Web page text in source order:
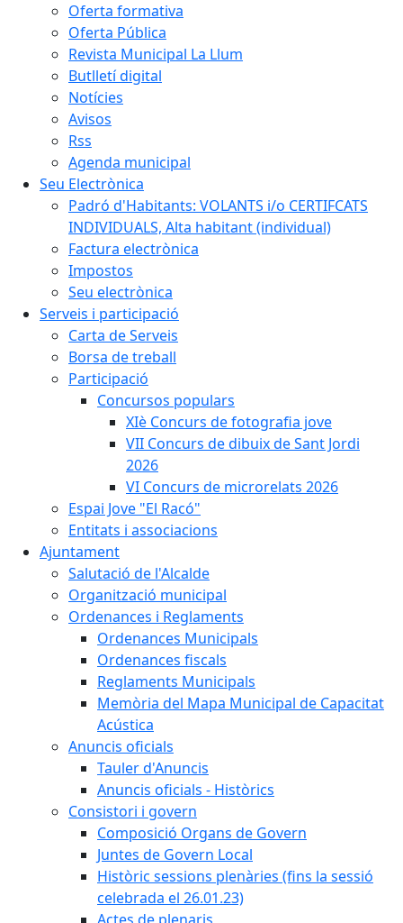
Oferta formativa
Oferta Pública
Revista Municipal La Llum
Butlletí digital
Notícies
Avisos
Rss
Agenda municipal
Seu Electrònica
Padró d'Habitants: VOLANTS i/o CERTIFCATS
INDIVIDUALS, Alta habitant (individual)
Factura electrònica
Impostos
Seu electrònica
Serveis i participació
Carta de Serveis
Borsa de treball
Participació
Concursos populars
XIè Concurs de fotografia jove
VII Concurs de dibuix de Sant Jordi
2026
VI Concurs de microrelats 2026
Espai Jove "El Racó"
Entitats i associacions
Ajuntament
Salutació de l'Alcalde
Organització municipal
Ordenances i Reglaments
Ordenances Municipals
Ordenances fiscals
Reglaments Municipals
Memòria del Mapa Municipal de Capacitat
Acústica
Anuncis oficials
Tauler d'Anuncis
Anuncis oficials - Històrics
Consistori i govern
Composició Organs de Govern
Juntes de Govern Local
Històric sessions plenàries (fins la sessió
celebrada el 26.01.23)